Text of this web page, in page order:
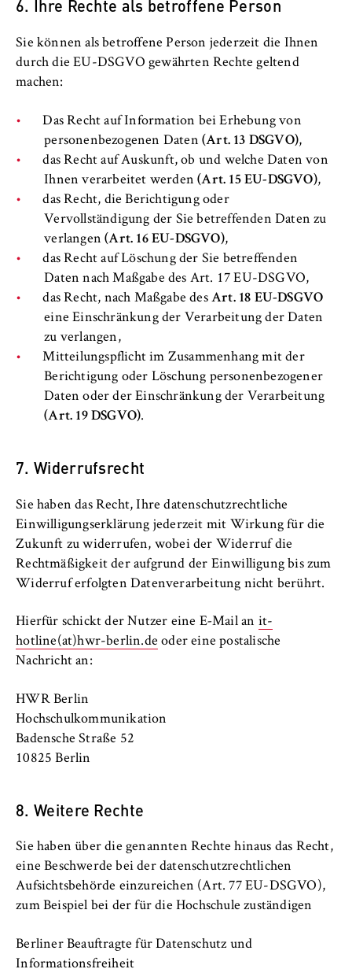
6. Ihre Rechte als betroffene Person
Sie können als betroffene Person jederzeit die Ihnen
durch die EU-DSGVO gewährten Rechte geltend
machen:
Das Recht auf Information bei Erhebung von
personenbezogenen Daten (Art. 13 DSGVO),
das Recht auf Auskunft, ob und welche Daten von
Ihnen verarbeitet werden(Art. 15 EU-DSGVO),
das Recht, die Berichtigung oder
Vervollständigung der Sie betreffenden Daten zu
verlangen(Art. 16 EU-DSGVO),
das Recht auf Löschung der Sie betreffenden
Daten nach Maßgabe des Art. 17 EU-DSGVO,
das Recht, nach Maßgabe des Art. 18 EU-DSGVO
eine Einschränkung der Verarbeitung der Daten
zu verlangen,
Mitteilungspflicht im Zusammenhang mit der
Berichtigung oder Löschung personenbezogener
Daten oder der Einschränkung der Verarbeitung
(Art. 19 DSGVO).
7. Widerrufsrecht
Sie haben das Recht, Ihre datenschutzrechtliche
Einwilligungserklärung jederzeit mit Wirkung für die
Zukunft zu widerrufen, wobei der Widerruf die
Rechtmäßigkeit der aufgrund der Einwilligung bis zum
Widerruf erfolgten Datenverarbeitung nicht berührt.
Hierfür schickt der Nutzer eine E‐Mail an it-
hotline(at)hwr-berlin.de oder eine postalische
Nachricht an:
HWR Berlin
Hochschulkommunikation
Badensche Straße 52
10825 Berlin
8. Weitere Rechte
Sie haben über die genannten Rechte hinaus das Recht,
eine Beschwerde bei der datenschutzrechtlichen
Aufsichtsbehörde einzureichen (Art. 77 EU-DSGVO),
zum Beispiel bei der für die Hochschule zuständigen
Berliner Beauftragte für Datenschutz und
Informationsfreiheit
Name:
Anbieter:
Matomo
Zweck:
Ermöglicht die anonyme Analyse Ihres
Nutzerverhaltens auf unserer Website, um
unser Angebot fortlaufend zu verbessern.
Hierzu werden Cookies gesetzt, die uns
helfen zu verstehen, welche Seiten am
häufigsten besucht werden.
Cookie Laufzeit:
bis zu 13 Monate